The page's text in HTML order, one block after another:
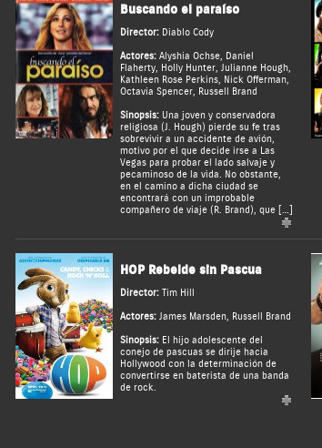
Buscando el paraíso
Director: Diablo Cody
Actores: Alyshia Ochse, Daniel
Flaherty, Holly Hunter, Julianne Hough,
Kathleen Rose Perkins, Nick Offerman,
Octavia Spencer, Russell Brand
Sinopsis:Una joven y conservadora
religiosa (J. Hough) pierde su fe tras
sobrevivir a un accidente de avión,
motivo por el que decide irse a Las
Vegas para probar el lado salvaje y
pecaminoso de la vida. No obstante,
en el camino a dicha ciudad se
encontrará con un improbable
compañero de viaje (R. Brand), que […]
HOP Rebelde sin Pascua
Director: Tim Hill
Actores: James Marsden, Russell Brand
Sinopsis:El hijo adolescente del
conejo de pascuas se dirije hacia
Hollywood con la determinación de
convertirse en baterista de una banda
de rock.